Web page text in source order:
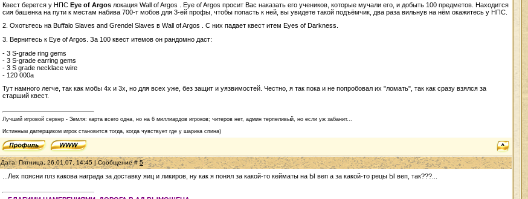
Квест берется у НПС Eye of Argos локация Wall of Argos . Eye of Argos просит Вас наказать его учеников, которые мучали его, и добыть 100 предметов. Находится
сия башенка на пути к местам набива 700-т мобов для 3-ей профы, чтобы попасть к ней, вы увидете такой подъёмчик, два раза вильнув на нём окажитесь у НПС.
2. Охотьтесь на Buffalo Slaves and Grendel Slaves в Wall of Argos . С них падает квест итем Eyes of Darkness.
3. Вернитесь к Eye of Argos. За 100 квест итемов он рандомно даст:
- 3 S-grade ring gems
- 3 S-grade earring gems
- 3 S grade necklace wire
- 120 000a
Тут намного легче, так как мобы 4х и 3х, но для всех уже, без защит и уязвимостей. Честно, я так пока и не попробовал их "ломать", так как сразу взялся за
старший квест.
Лучший игровой сервер - Земля: карта всего одна, но на 6 миллиардов игроков; читеров нет, админ терпеливый, но если уж забанит...
Истинным даггерщиком игрок становится тогда, когда чувствует где у шарика спина)
Дата: Пятница, 26.01.07, 14:45 | Сообщение #5
...Лех поясни плз какова награда за доставку яиц и ликиров, ну как я понял за какой-то кейматы на Ы веп а за какой-то рецы Ы веп, так???...